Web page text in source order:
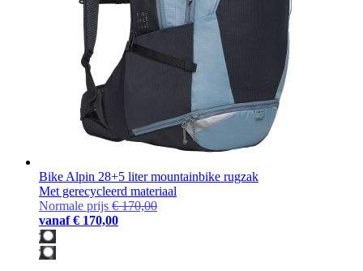
Bike Alpin 28+5 liter mountainbike rugzak
Met gerecycleerd materiaal
Normale prijs € 170,00
vanaf € 170,00